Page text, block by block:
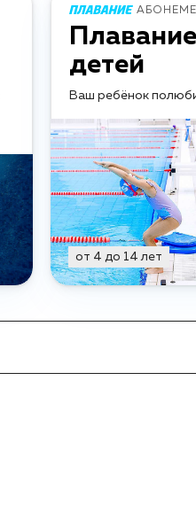
детей
Ваш ребёнок
от 4 до 14 лет